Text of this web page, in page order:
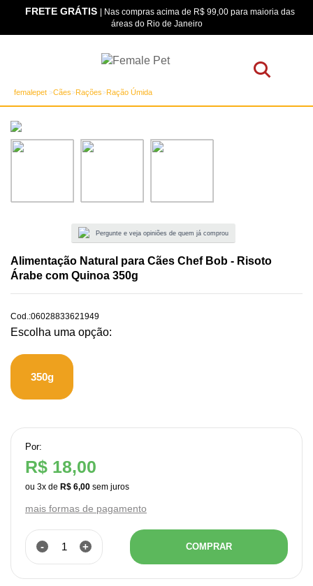
FRETE GRÁTIS | Nas compras acima de R$ 99,00 para maioria das
áreas do Rio de Janeiro
femalepet Cães Rações Ração Úmida
Pergunte e veja opiniões de quem já comprou
Alimentação Natural para Cães Chef Bob - Risoto
Árabe com Quinoa 350g
Cod.:06028833621949
350g
Por:
R$ 18,00
ou 3x de R$ 6,00
mais formas de pagamento
- + COMPRAR